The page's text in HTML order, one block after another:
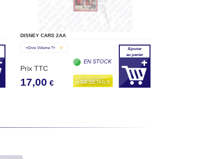
DISNEY CARS 2AA
«gros Volume ?» V
Prix TTC
17,00 €
EN STOCK
+ DE DÉTAILS
Ajouter
au panier